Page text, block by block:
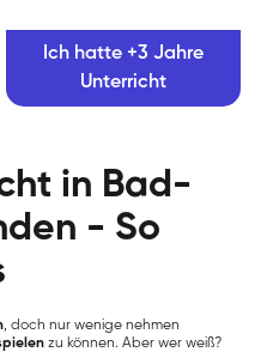
Ich hatte +3 Jahre
Unterricht
in Bad-
- So
, doch nur wenige nehmen
zu können. Aber wer weiß?